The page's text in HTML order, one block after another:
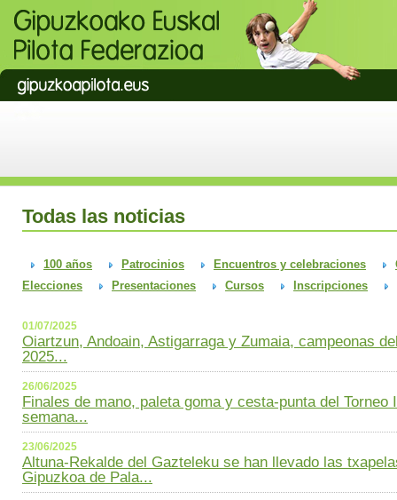
Todas las noticias
100 años Patrocinios Encuentros y celebraciones
Elecciones
Presentaciones Cursos Inscripciones
01/07/2025
Oiartzun, Andoain, Astigarraga y Zumaia, campeonas
2025...
26/06/2025
Finales de mano, paleta goma y cesta-punta del Torneo
semana...
23/06/2025
Altuna-Rekalde del Gazteleku se han llevado las
Gipuzkoa de Pala...